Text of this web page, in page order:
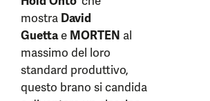
mostra David
Guettae MORTEN al
massimo del loro
standard produttivo,
questo brano si candida